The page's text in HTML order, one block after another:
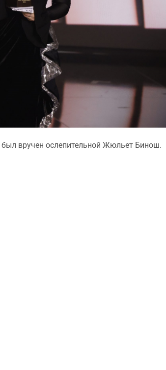
вручен ослепительной Жюльет Бинош.